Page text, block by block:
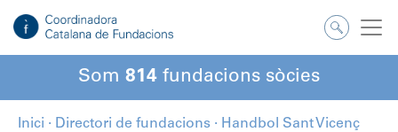
contingut
Som 814 fundacions sòcies
Inici · Directori de fundacions · Handbol Sant Vicenç